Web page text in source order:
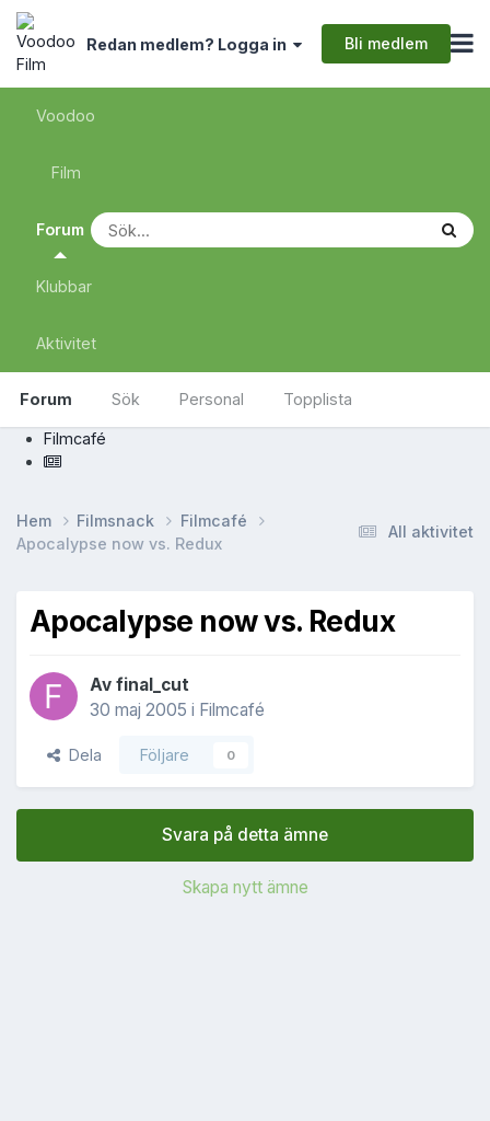
Redan medlem? Logga in Bli medlem
Voodoo
Film
Forum
Forum Sök Personal Topplista
Klubbar
Aktivitet
Filmcafé
All aktivitet
Hem Filmsnack
Filmcafé
Apocalypse now vs. Redux
Apocalypse now vs. Redux
Av final_cut
30 maj 2005 i Filmcafé
Dela Följare 0
Svara på detta ämne
Skapa nytt ämne